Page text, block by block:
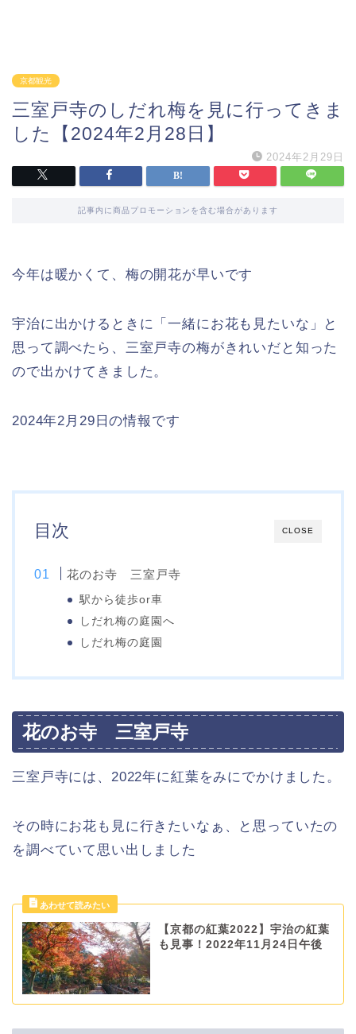
京都観光
三室戸寺のしだれ梅を見に行ってきま
した【2024年2月28日】
2024年2月29日
記事内に商品プロモーションを含む場合があります
今年は暖かくて、梅の開花が早いです
宇治に出かけるときに「一緒にお花も見たいな」と
思って調べたら、三室戸寺の梅がきれいだと知った
ので出かけてきました。
2024年2月29日の情報です
CLOSE
目次
花のお寺 三室戸寺
駅から徒歩or車
しだれ梅の庭園へ
しだれ梅の庭園
花のお寺 三室戸寺
三室戸寺には、2022年に紅葉をみにでかけました。
その時にお花も見に行きたいなぁ、と思っていたの
を調べていて思い出しました
【京都の紅葉2022】宇治の紅葉
も見事！2022年11月24日午後